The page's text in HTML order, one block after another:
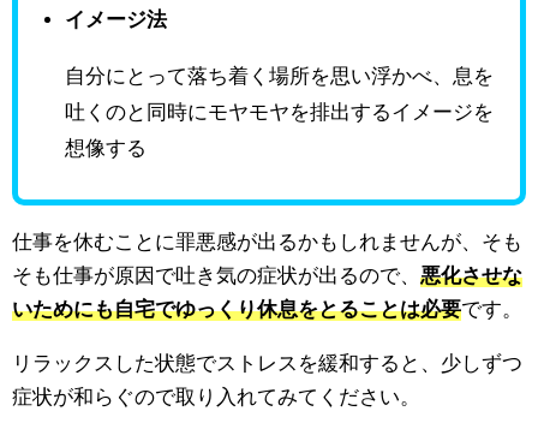
イメージ法
自分にとって落ち着く場所を思い浮かべ、息を
吐くのと同時にモヤモヤを排出するイメージを
想像する
仕事を休むことに罪悪感が出るかもしれませんが、そも
そも仕事が原因で吐き気の症状が出るので、 悪化させな
いためにも自宅でゆっくり休息をとることは必要です。
リラックスした状態でストレスを緩和すると、少しずつ
症状が和らぐので取り入れてみてください。